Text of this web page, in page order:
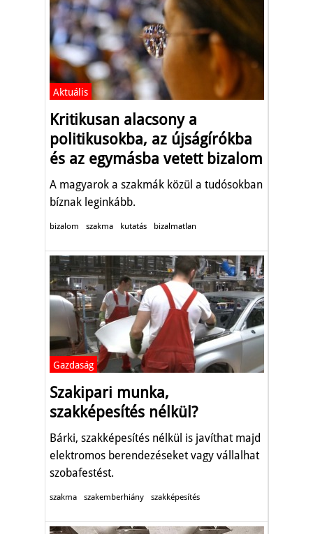
Aktuális
Kritikusan alacsony a
politikusokba, az újságírókba
és az egymásba vetett bizalom
A magyarok a szakmák közül a tudósokban
bíznak leginkább.
bizalom szakma kutatás bizalmatlan
Gazdaság
Szakipari munka,
szakképesítés nélkül?
Bárki, szakképesítés nélkül is javíthat majd
elektromos berendezéseket vagy vállalhat
szobafestést.
szakma szakemberhiány szakképesítés